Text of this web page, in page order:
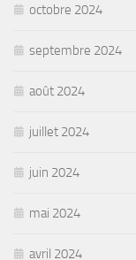
octobre 2024
septembre 2024
août 2024
juillet 2024
juin 2024
mai 2024
avril 2024